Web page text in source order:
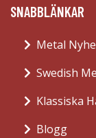
SNABBLÄNKAR
Metal
Swedish
Klassiska
Blogg